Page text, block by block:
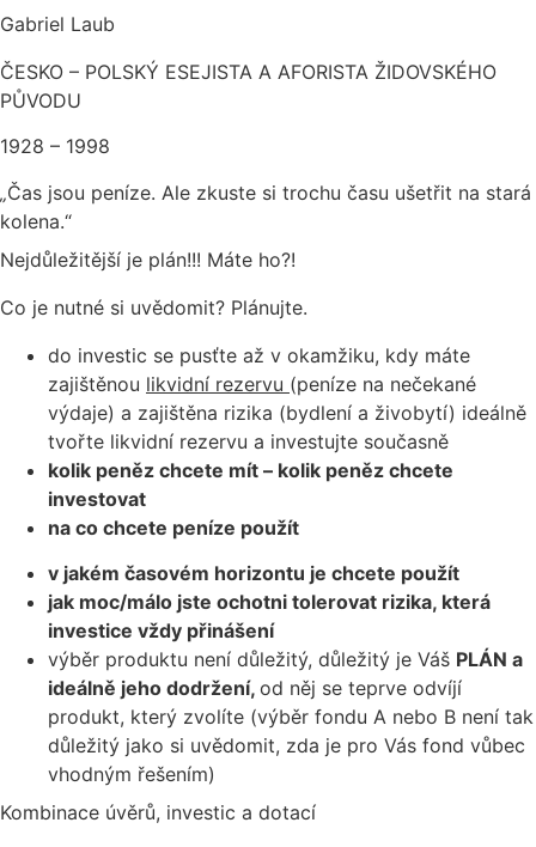
Gabriel Laub
ČESKO – POLSKÝ ESEJISTA A AFORISTA ŽIDOVSKÉHO
PŮVODU
1928 – 1998
„Čas jsou peníze. Ale zkuste si trochu času ušetřit na stará
kolena.“
Nejdůležitější je plán!!! Máte ho?!
Co je nutné si uvědomit? Plánujte.
do investic se pusťte až v okamžiku, kdy máte
zajištěnou likvidní rezervu (peníze na nečekané
výdaje) a zajištěna rizika (bydlení a živobytí) ideálně
tvořte likvidní rezervu a investujte současně
kolik peněz chcete mít – kolik peněz chcete
investovat
na co chcete peníze použít
v jakém časovém horizontu je chcete použít
jak moc/málo jste ochotni tolerovat rizika, která
investice vždy přinášení
výběr produktu není důležitý, důležitý je Váš PLÁN a
ideálně jeho dodržení, od něj se teprve odvíjí
produkt, který zvolíte (výběr fondu A nebo B není tak
důležitý jako si uvědomit, zda je pro Vás fond vůbec
vhodným řešením)
Kombinace úvěrů, investic a dotací